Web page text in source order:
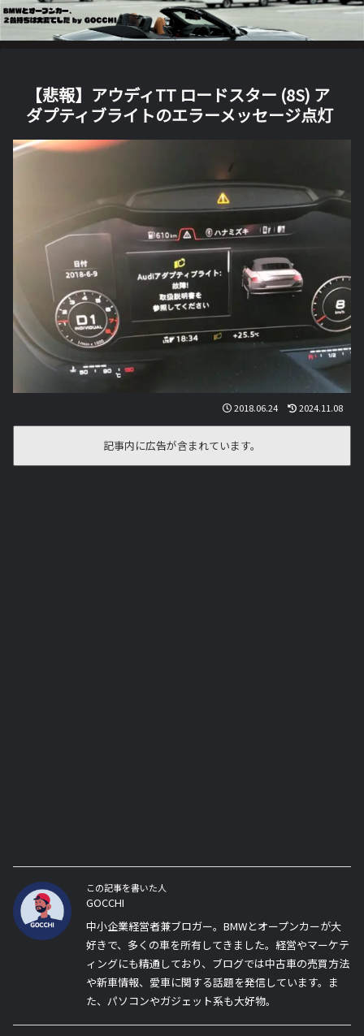
【悲報】アウディTT ロードスター (8S) ア
ダプティブライトのエラーメッセージ点灯
2018.06.24 2024.11.08
記事内に広告が含まれています。
この記事を書いた人
GOCCHI
中小企業経営者兼ブロガー。BMWとオープンカーが大
好きで、多くの車を所有してきました。経営やマーケテ
ィングにも精通しており、ブログでは中古車の売買方法
や新車情報、愛車に関する話題を発信しています。ま
た、パソコンやガジェット系も大好物。